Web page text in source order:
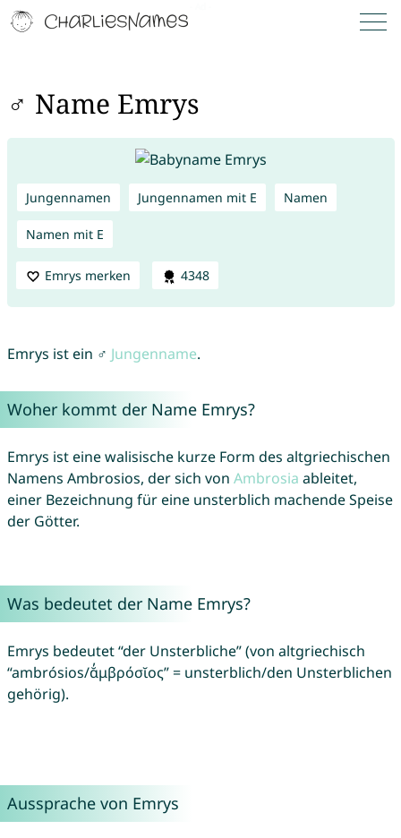
♂ Name Emrys
Jungennamen Jungennamen mit E Namen
Namen mit E
Emrys merken 4348
Emrys ist ein ♂ Jungenname.
Woher kommt der Name Emrys?
Emrys ist eine walisische kurze Form des altgriechischen
Namens Ambrosios, der sich von Ambrosia ableitet,
einer Bezeichnung für eine unsterblich machende Speise
der Götter.
Was bedeutet der Name Emrys?
Emrys bedeutet “der Unsterbliche” (von altgriechisch
“ambrósios/ᾰ̓μβρόσῐος” = unsterblich/den Unsterblichen
gehörig).
Aussprache von Emrys